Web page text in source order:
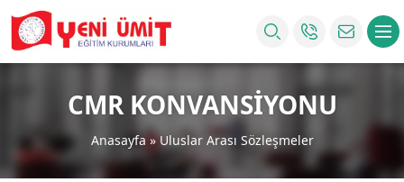
CMR KONVANSİYONU
Anasayfa »Uluslar Arası Sözleşmeler